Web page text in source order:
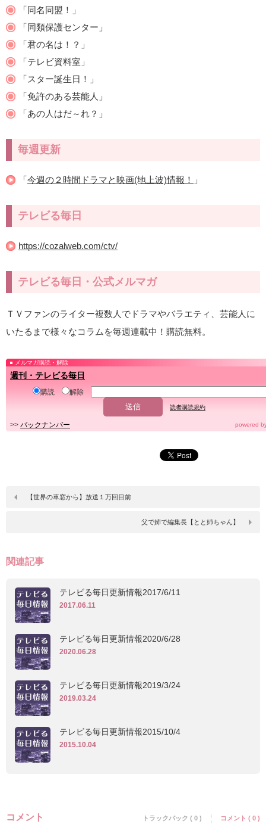
「同名同盟！」
「同類保護センター」
「君の名は！？」
「テレビ資料室」
「スター誕生日！」
「免許のある芸能人」
「あの人はだ～れ？」
毎週更新
「今週の２時間ドラマと映画(地上波)情報！ 」
テレビる毎日
https://cozalweb.com/ctv/
テレビる毎日・公式メルマガ
ＴＶファンのライター複数人でドラマやバラエティ、芸能人に
いたるまで様々なコラムを毎週連載中！購読無料。
メルマガ購読・解除
週刊・テレビる毎日
購読 解除
読者購読規約
>> バックナンバー powered
【世界の車窓から】放送１万回目前
父で姉で編集長【とと姉ちゃん】
関連記事
テレビる毎日更新情報2017/6/11
2017.06.11
テレビる毎日更新情報2020/6/28
2020.06.28
テレビる毎日更新情報2019/3/24
2019.03.24
テレビる毎日更新情報2015/10/4
2015.10.04
コメント トラックバック ( 0 ) コメント ( 0 )